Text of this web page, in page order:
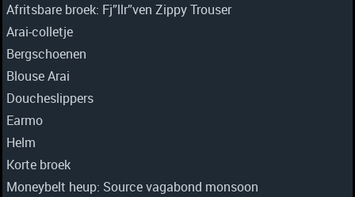
Afritsbare broek: Fj”llr”ven Zippy Trouser
Arai-colletje
Bergschoenen
Blouse Arai
Doucheslippers
Earmo
Helm
Korte broek
Moneybelt heup: Source vagabond monsoon